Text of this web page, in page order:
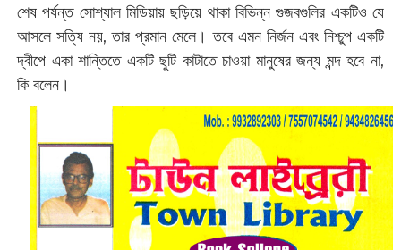
শেষ পর্যন্ত সোশ্যাল মিডিয়ায় ছড়িয়ে থাকা বিভিন্ন গুজবগুলির একটিও যে
আসলে সত্যি নয়, তার প্রমান মেলে। তবে এমন নির্জন এবং নিশ্চুপ একটি
দ্বীপে একা শান্তিতে একটি ছুটি কাটাতে চাওয়া মানুষের জন্য মন্দ হবে না,
কি বলেন।